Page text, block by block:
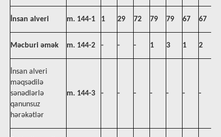
İnsan alveri m. 144-1 1 29 72 79 79 67 67
Məcburi əmək m. 144-2 - - - 1 3 1 2
İnsan alveri
məqsədilə
sənədlərlə
qanunsuz
hərəkətlər
m. 144-3 - - - - - - -